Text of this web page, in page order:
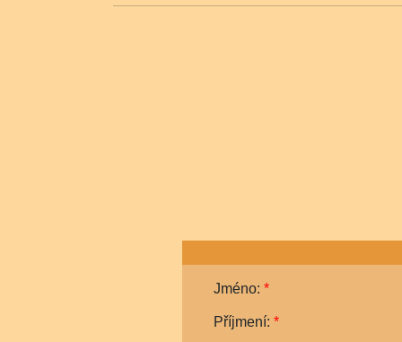
Jméno: *
Příjmení: *